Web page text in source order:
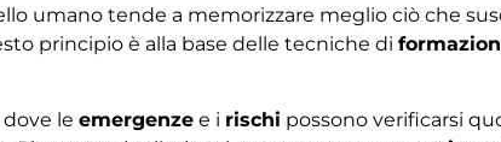
umano tende a memorizzare meglio ciò che
principio è alla base delle tecniche di
dove le emergenze e i rischi possono verificarsi